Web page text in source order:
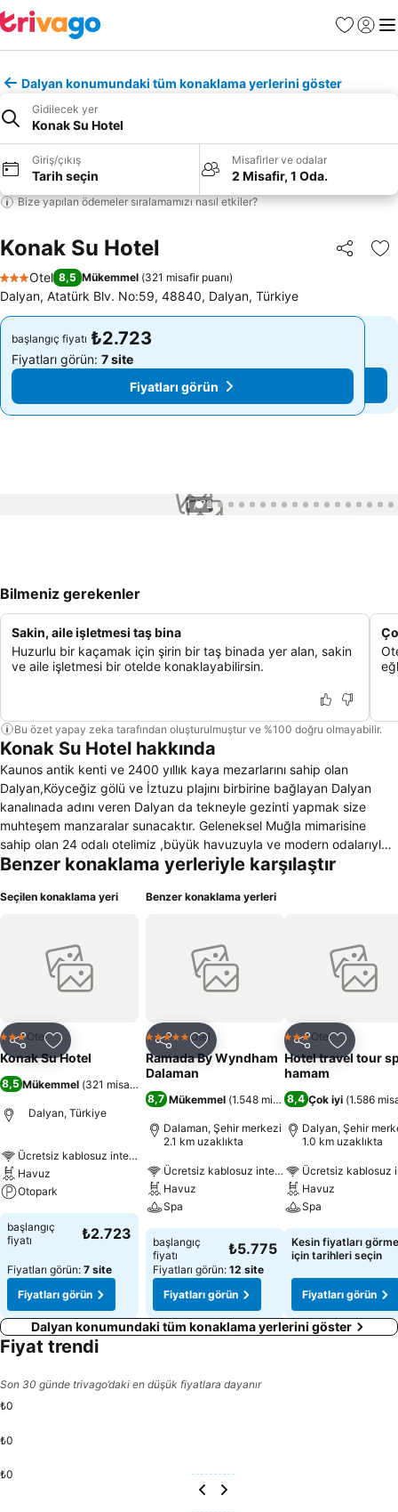
Favoriler
Giriş
Dalyan konumundaki tüm konaklama yerlerini göster
Gidilecek yer
Konak Su Hotel
Giriş/çıkış
Tarih seçin
Misafirler ve odalar
2 Misafir, 1 Oda.
Bize yapılan ödemeler sıralamamızı nasıl etkiler?
Konak Su Hotel Paylaş
3 Yıldız
Otel 8,5 Mükemmel (321 misafir puanı)
Dalyan, Atatürk Blv. No:59, 48840, Dalyan, Türkiye
başlangıç fiyatı ₺2.723
Fiyatları görün: 7 site
Fiyatları görün
başlangıç fiyatı ₺2.723
Fiyatları görün: 7 site
Fiyatları görün
1 / 72
Bilmeniz gerekenler
Sakin, aile işletmesi taş bina
Huzurlu bir kaçamak için şirin bir taş binada yer alan, sakin
ve aile işletmesi bir otelde konaklayabilirsin.
Bu özet yapay zeka tarafından oluşturulmuştur ve %100 doğru olmayabilir.
Konak Su Hotel hakkında
Kaunos antik kenti ve 2400 yıllık kaya mezarlarını sahip olan
Dalyan,Köyceğiz gölü ve İztuzu plajını birbirine bağlayan Dalyan
kanalınada adını veren Dalyan da tekneyle gezinti yapmak size
muhteşem manzaralar sunacaktır. Geleneksel Muğla mimarisine
sahip olan 24 odalı otelimiz ,büyük havuzuyla ve modern odalarıyla
doğa harikası olan Dalyan da sizlere kaliteli hizmet vermekden gurur
Benzer konaklama yerleriyle karşılaştır
Seçilen konaklama yeri
Paylaş Favorilerime ekle
3 YıldızOtel
Konak Su Hotel
8,5 Mükemmel (321 misafir puanı
Dalyan, Türkiye
Ücretsiz kablosuz internet
Havuz
Otopark
başlangıç
fiyatı
₺2.723
Fiyatları görün: 7 site
Fiyatları görün
Benzer konaklama yerleri
Paylaş Favorilerime ekle
5 Yıldız Otel
Ramada By Wyndham
Dalaman
8,7 Mükemmel (1.548 misafir puanı)
Dalaman, Şehir merkezi
2.1 km uzaklıkta
Ücretsiz kablosuz internet
Havuz
Spa
başlangıç
fiyatı
₺5.775
Fiyatları görün: 12 site
Fiyatları görün
Paylaş
3 YıldızOtel
Hotel travel tour
hamam
8,4 Çok iyi (1.586
Dalyan, Şehir
1.0 km uzaklıkta
Ücretsiz kablosuz
Havuz
Spa
Kesin fiyatları
için tarihleri seçin
Fiyatları görün
Dalyan konumundaki tüm konaklama yerlerini göster
Fiyat trendi
Son 30 günde trivago’daki en düşük fiyatlara dayanır
₺0
₺0
₺0